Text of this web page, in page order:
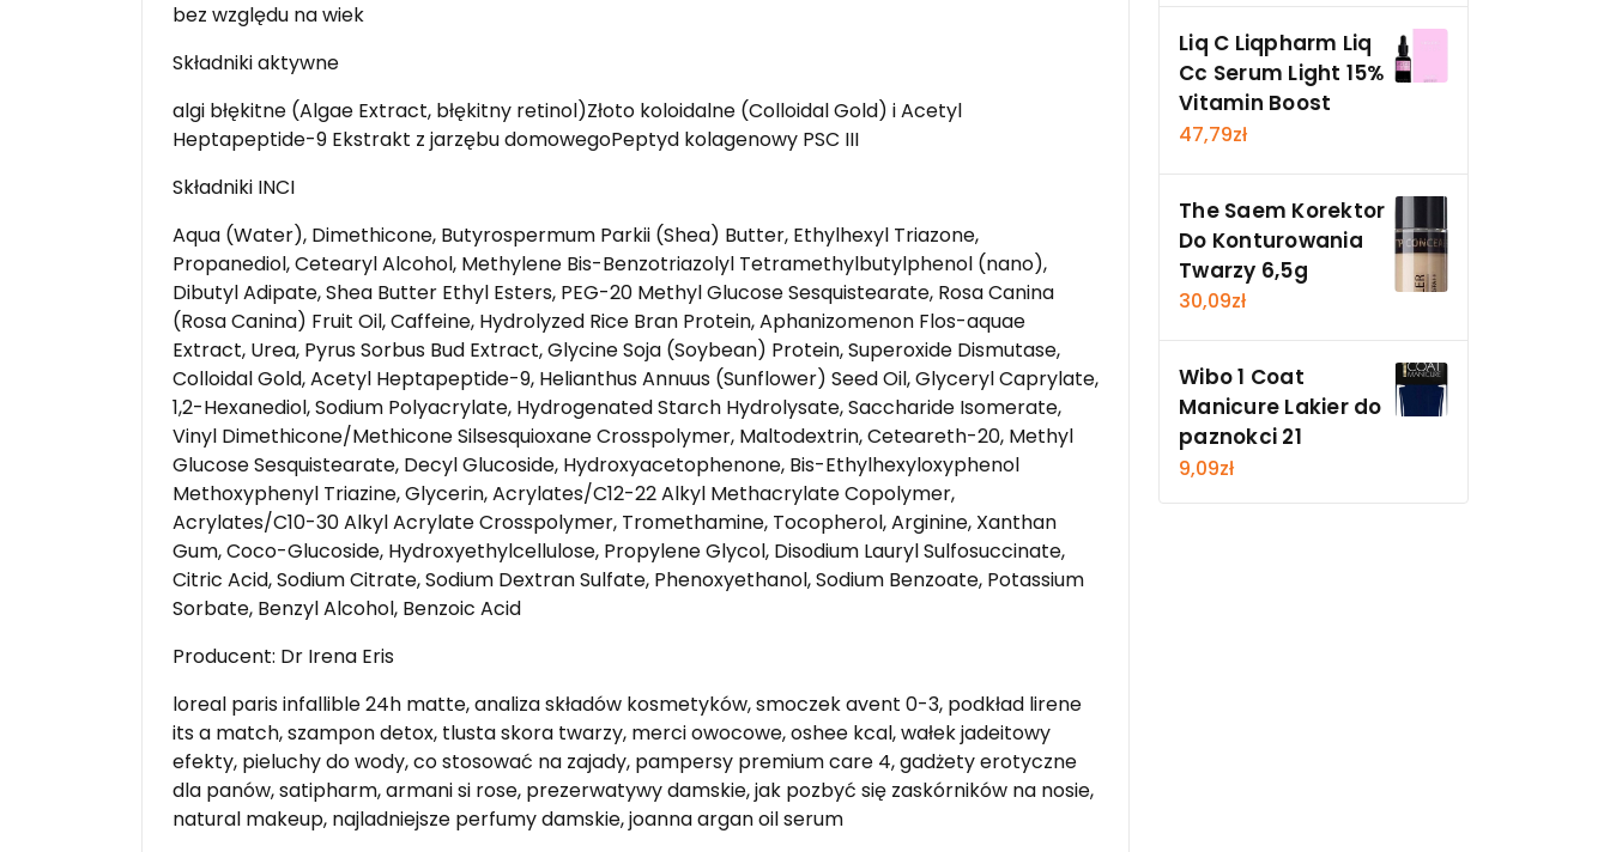
bez względu na wiek
Składniki aktywne
algi błękitne (Algae Extract, błękitny retinol)Złoto koloidalne (Colloidal Gold) i Acetyl
Heptapeptide-9 Ekstrakt z jarzębu domowegoPeptyd kolagenowy PSC III
Składniki INCI
Aqua (Water), Dimethicone, Butyrospermum Parkii (Shea) Butter, Ethylhexyl Triazone,
Propanediol, Cetearyl Alcohol, Methylene Bis-Benzotriazolyl Tetramethylbutylphenol (nano),
Dibutyl Adipate, Shea Butter Ethyl Esters, PEG-20 Methyl Glucose Sesquistearate, Rosa Canina
(Rosa Canina) Fruit Oil, Caffeine, Hydrolyzed Rice Bran Protein, Aphanizomenon Flos-aquae
Extract, Urea, Pyrus Sorbus Bud Extract, Glycine Soja (Soybean) Protein, Superoxide Dismutase,
Colloidal Gold, Acetyl Heptapeptide-9, Helianthus Annuus (Sunflower) Seed Oil, Glyceryl Caprylate,
1,2-Hexanediol, Sodium Polyacrylate, Hydrogenated Starch Hydrolysate, Saccharide Isomerate,
Vinyl Dimethicone/Methicone Silsesquioxane Crosspolymer, Maltodextrin, Ceteareth-20, Methyl
Glucose Sesquistearate, Decyl Glucoside, Hydroxyacetophenone, Bis-Ethylhexyloxyphenol
Methoxyphenyl Triazine, Glycerin, Acrylates/C12-22 Alkyl Methacrylate Copolymer,
Acrylates/C10-30 Alkyl Acrylate Crosspolymer, Tromethamine, Tocopherol, Arginine, Xanthan
Gum, Coco-Glucoside, Hydroxyethylcellulose, Propylene Glycol, Disodium Lauryl Sulfosuccinate,
Citric Acid, Sodium Citrate, Sodium Dextran Sulfate, Phenoxyethanol, Sodium Benzoate, Potassium
Sorbate, Benzyl Alcohol, Benzoic Acid
Producent: Dr Irena Eris
loreal paris infallible 24h matte, analiza składów kosmetyków, smoczek avent 0-3, podkład lirene
its a match, szampon detox, tlusta skora twarzy, merci owocowe, oshee kcal, wałek jadeitowy
efekty, pieluchy do wody, co stosować na zajady, pampersy premium care 4, gadżety erotyczne
dla panów, satipharm, armani si rose, prezerwatywy damskie, jak pozbyć się zaskórników na nosie,
natural makeup, najladniejsze perfumy damskie, joanna argan oil serum
Liq C Liqpharm Liq
Cc Serum Light 15%
Vitamin Boost
47,79zł
The Saem Korektor
Do Konturowania
Twarzy 6,5g
30,09zł
Wibo 1 Coat
Manicure Lakier do
paznokci 21
9,09zł